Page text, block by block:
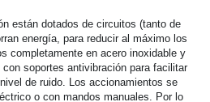
están dotados de circuitos (tanto de
energía, para reducir al máximo los
completamente en acero inoxidable y
soportes antivibración para facilitar
de ruido. Los accionamientos se
o con mandos manuales. Por lo